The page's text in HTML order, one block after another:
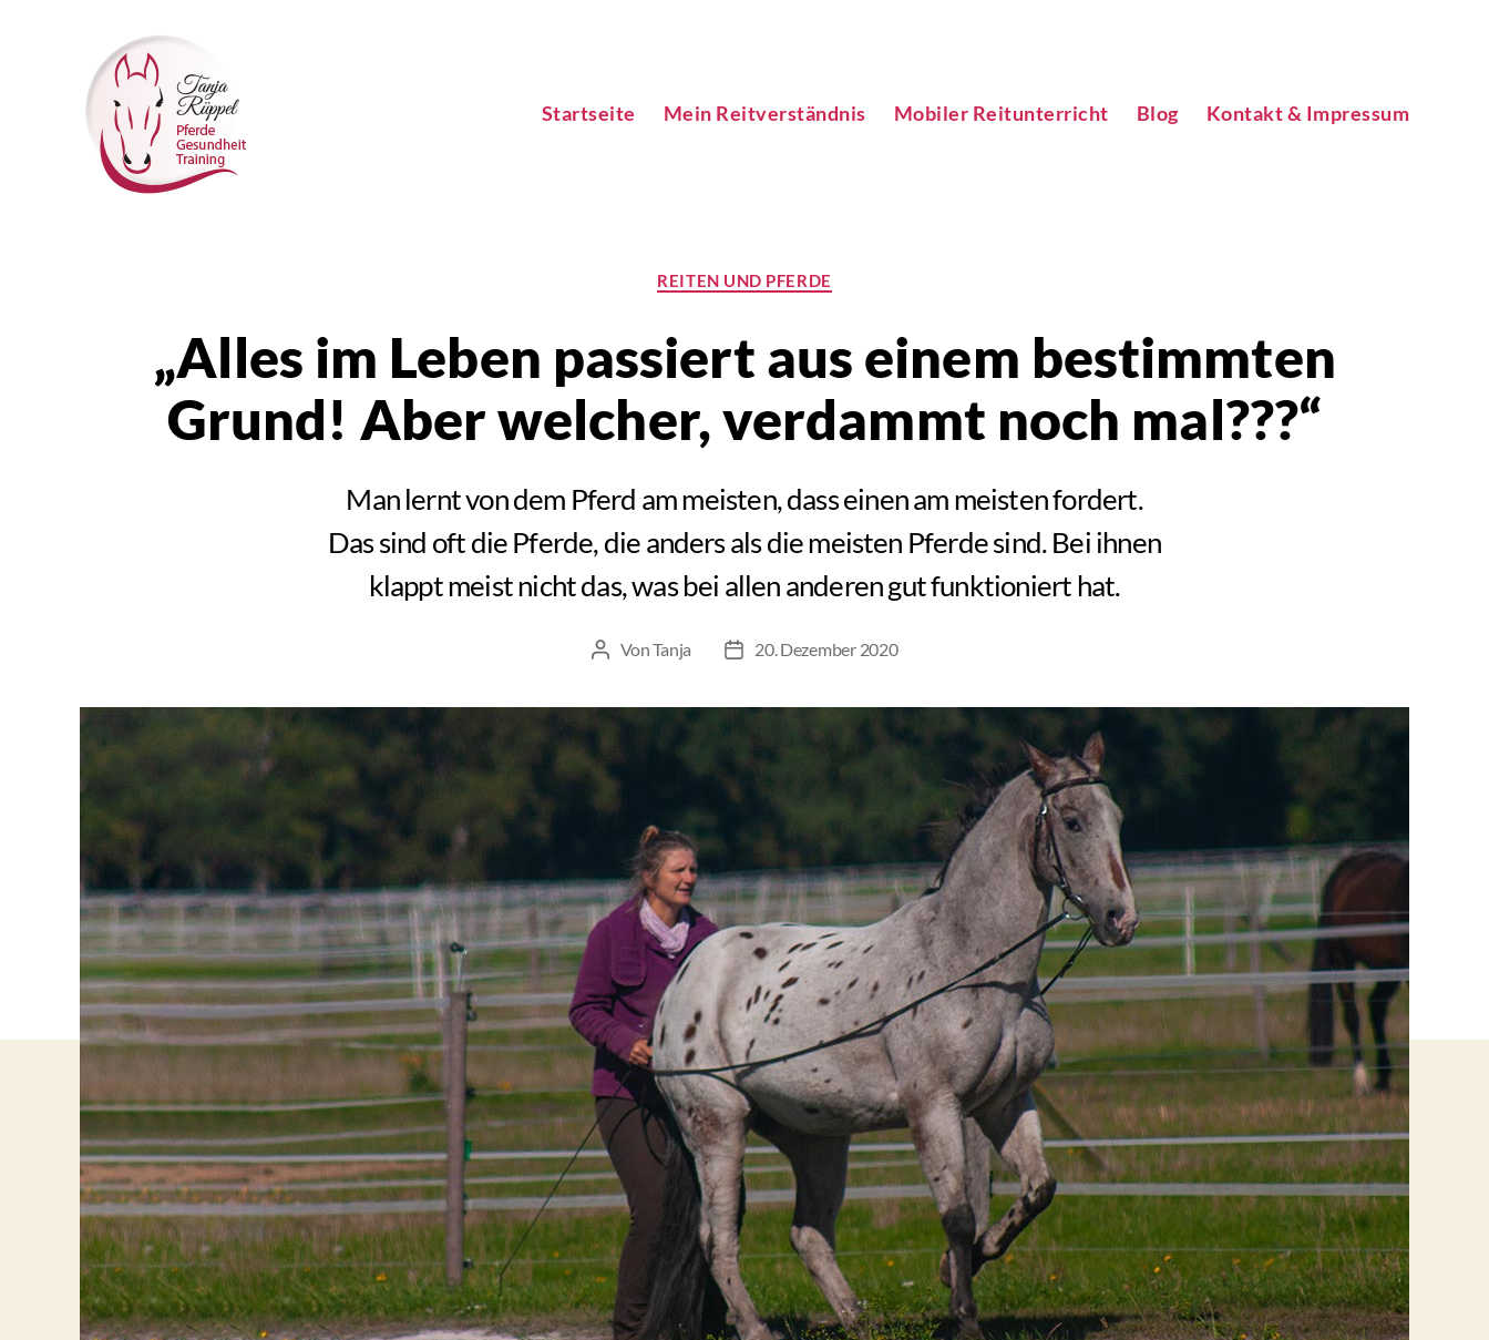
Startseite Mein Reitverständnis Mobiler Reitunterricht Blog Kontakt & Impressum
Kategorien
REITEN UND PFERDE
„Alles im Leben passiert aus einem bestimmten
Grund! Aber welcher, verdammt noch mal???“
Man lernt von dem Pferd am meisten, dass einen am meisten fordert.
Das sind oft die Pferde, die anders als die meisten Pferde sind. Bei ihnen
klappt meist nicht das, was bei allen anderen gut funktioniert hat.
Beitragsautor
VonTanja Beitragsdatum
20. Dezember 2020